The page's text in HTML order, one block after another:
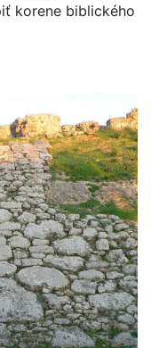
korene biblického